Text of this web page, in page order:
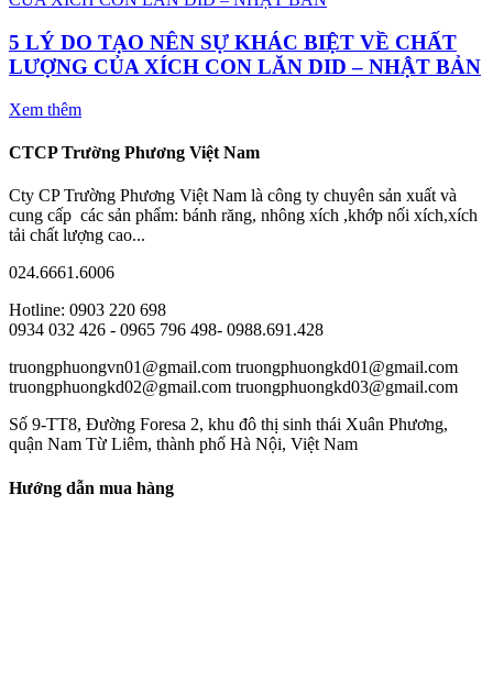
5 LÝ DO TẠO NÊN SỰ KHÁC BIỆT VỀ CHẤT
LƯỢNG CỦA XÍCH CON LĂN DID – NHẬT BẢN
Xem thêm
CTCP Trường Phương Việt Nam
Cty CP Trường Phương Việt Nam là công ty chuyên sản xuất và
cung cấp các sản phẩm: bánh răng, nhông xích ,khớp nối xích,xích
tải chất lượng cao...
024.6661.6006
Hotline: 0903 220 698
0934 032 426 - 0965 796 498- 0988.691.428
truongphuongvn01@gmail.com truongphuongkd01@gmail.com
truongphuongkd02@gmail.com truongphuongkd03@gmail.com
Số 9-TT8, Đường Foresa 2, khu đô thị sinh thái Xuân Phương,
quận Nam Từ Liêm, thành phố Hà Nội, Việt Nam
Hướng dẫn mua hàng